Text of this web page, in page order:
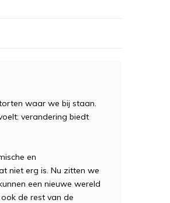
waar we bij staan.
verandering biedt
en
niet erg is. Nu zitten we
een nieuwe wereld
de rest van de